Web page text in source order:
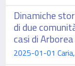
Dinamiche
di due
casi di
2025-01-01